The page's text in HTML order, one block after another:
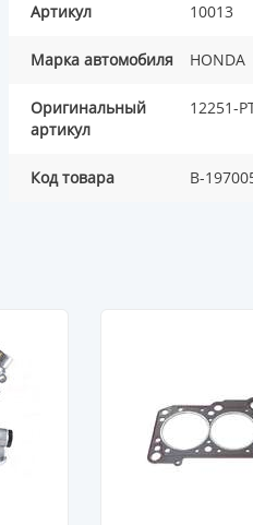
Артикул 10013
Марка автомобиля HONDA
Оригинальный
артикул
12251-
Код товара B-